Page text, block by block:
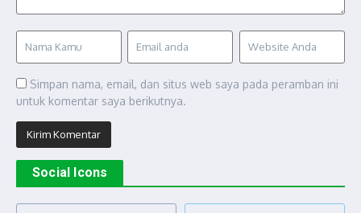
Simpan nama, email, dan situs web saya pada peramban ini
untuk komentar saya berikutnya.
Social Icons